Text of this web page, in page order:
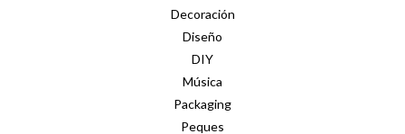
Decoración
Diseño
DIY
Música
Packaging
Peques